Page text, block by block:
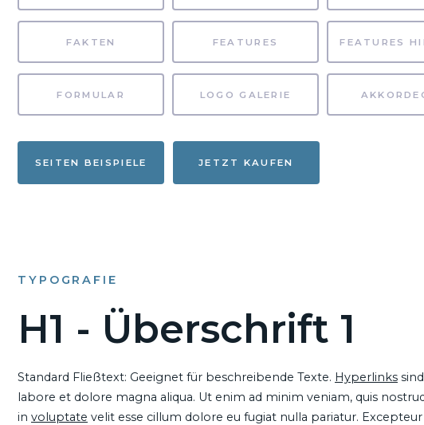
FAKTEN FEATURES
FORMULAR LOGO GALERIE
SEITEN BEISPIELE JETZT KAUFEN
TYPOGRAFIE
H1 - Überschrift 1
Standard Fließtext: Geeignet für beschreibende Texte. Hyperlinks sind
labore et dolore magna aliqua. Ut enim ad minim veniam, quis
in voluptate velit esse cillum dolore eu fugiat nulla pariatur.